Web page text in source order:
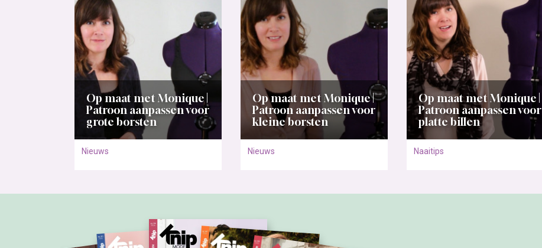
Op maat met Monique |
Patroon aanpassen voor
grote borsten
Nieuws
Op maat met Monique |
Patroon aanpassen voor
kleine borsten
Nieuws
Op maat met Monique |
Patroon aanpassen voor
platte billen
Naaitips